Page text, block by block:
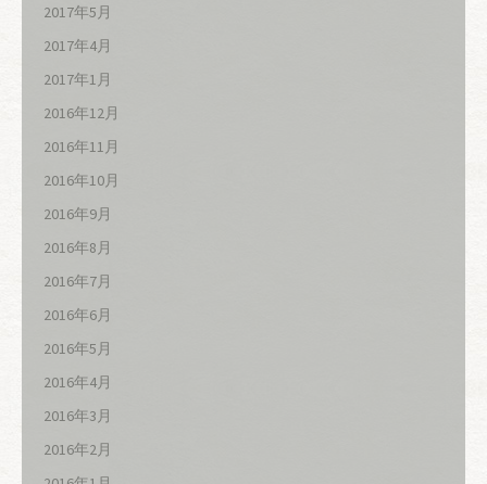
2017年5月
2017年4月
2017年1月
2016年12月
2016年11月
2016年10月
2016年9月
2016年8月
2016年7月
2016年6月
2016年5月
2016年4月
2016年3月
2016年2月